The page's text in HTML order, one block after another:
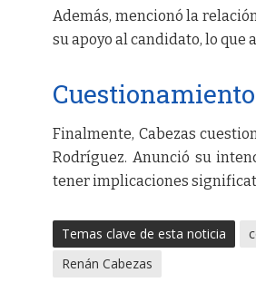
Además, mencionó la
su apoyo al candidato, lo
Finalmente, Cabezas
Rodríguez. Anunció su
tener implicaciones
Temas clave de esta noticia
Renán Cabezas